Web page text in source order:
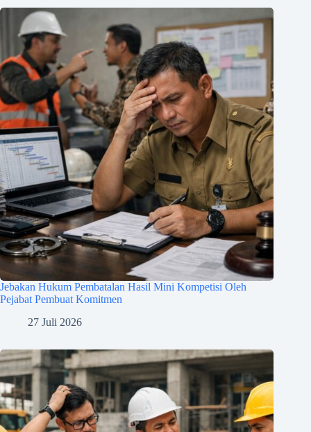
Jebakan Hukum Pembatalan Hasil Mini Kompetisi Oleh
Pejabat Pembuat Komitmen
27 Juli 2026